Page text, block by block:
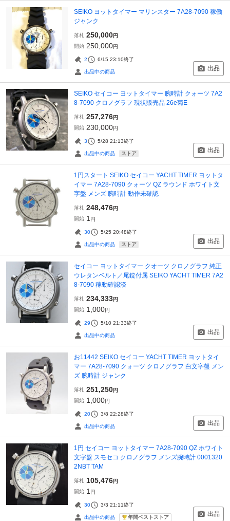
SEIKO ヨットタイマー マリンスター 7A28-7090 稼働
ジャンク
落札 250,000円
開始 250,000円
2 6/15 23:10終了
出品中の商品 出品
SEIKO セイコー ヨットタイマー 腕時計 クォーツ 7A2
8-7090 クロノグラフ 現状販売品 26e菊E
落札 257,276円
開始 230,000円
3 5/28 21:13終了
出品中の商品 ストア 出品
1円スタート SEIKO セイコー YACHT TIMER ヨットタ
イマー 7A28-7090 クォーツ QZ ラウンド ホワイト文
字盤 メンズ 腕時計 動作未確認
落札 248,476円
開始 1 円
30 5/25 20:48終了
出品中の商品 ストア 出品
セイコー ヨットタイマー クオーツ クロノグラフ 純正
ウレタンベルト／尾錠付属 SEIKO YACHT TIMER 7A2
8-7090 稼動確認済
落札 234,333円
開始 1,000円
29 5/10 21:33終了
出品中の商品 出品
お11442 SEIKO セイコー YACHT TIMER ヨットタイ
マー 7A28-7090 クォーツ クロノグラフ 白文字盤 メン
ズ 腕時計 ジャンク
落札 251,250円
開始 1,000円
20 3/8 22:28終了
出品中の商品 出品
1円 セイコー ヨットタイマー 7A28-7090 QZ ホワイト
文字盤 スモセコ クロノグラフ メンズ腕時計 0001320
2NBT TAM
落札 105,476円
開始 1 円
30 3/3 21:11終了
出品中の商品 年間ベストストア 出品